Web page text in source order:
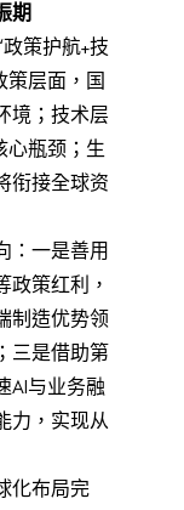
期
策护航+技
策层面，国
境；技术层
心瓶颈；生
衔接全球资
：一是善用
政策红利，
制造优势领
三是借助第
AI与业务融
力，实现从
化布局完